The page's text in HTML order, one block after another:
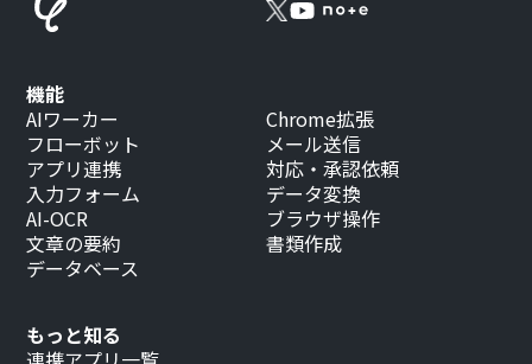
もっと知る
機能
AIワーカー
フローボット
アプリ連携
入力フォーム
AI-OCR
文章の要約
データベース
Chrome拡張
メール送信
対応・承認依頼
データ変換
ブラウザ操作
書類作成